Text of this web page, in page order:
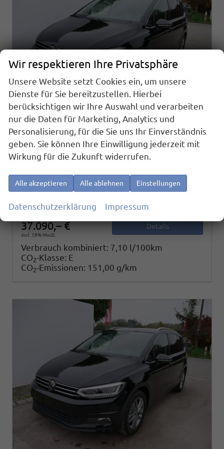
Volkswagen Touran
Comfortline 1.5 TSI DSG COMFORTLINE*ACC*LED*PDC*KAMERA*NAVI*SHZ* 7-SITZER 17-ZOLL
sofort lieferbar Fahrzeug mit Tageszulassung
KraftstoffBenzin Außenfarbe
Leistung110 kW (150 PS) Kilometerstand10 km
01.06.2026
37.090,– €
incl. 19% MwSt.
Details
Verbrauch kombiniert: 7,10 l/100km
CO2-Klasse: E
CO2-Emissionen: 151,00 g/km
Wir respektieren Ihre Privatsphäre
Unsere Website setzt Cookies ein, um unsere
Dienste für Sie bereitzustellen. Hierbei
berücksichtigen wir Ihre Auswahl und verarbeiten
nur die Daten für Marketing, Analytics und
Personalisierung, für die Sie uns Ihr Einverständnis
geben. Sie können Ihre Einwilligung jederzeit mit
Wirkung für die Zukunft widerrufen.
Alle akzeptieren Alle ablehnen Einstellungen
Datenschutzerklärung Impressum